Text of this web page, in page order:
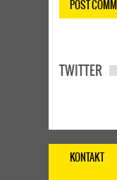
TWITTER
KONTAKT